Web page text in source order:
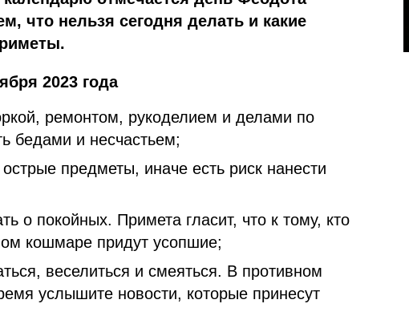
что нельзя сегодня делать и какие
2023 года
ремонтом, рукоделием и делами по
бедами и несчастьем;
предметы, иначе есть риск нанести
о покойных. Примета гласит, что к тому, кто
кошмаре придут усопшие;
веселиться и смеяться. В противном
услышите новости, которые принесут